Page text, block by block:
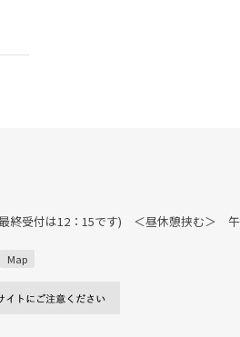
終受付は12：15です) ＜昼休憩挟む＞
Map